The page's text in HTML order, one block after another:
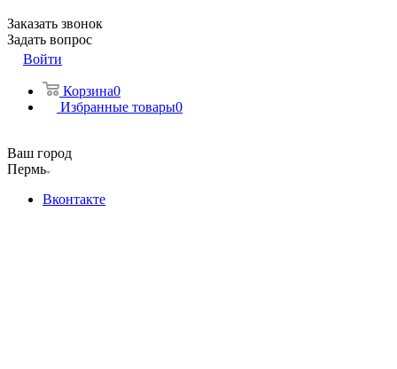
Заказать звонок
Задать вопрос
Войти
Корзина0
Избранные товары0
Ваш город
Пермь
Вконтакте